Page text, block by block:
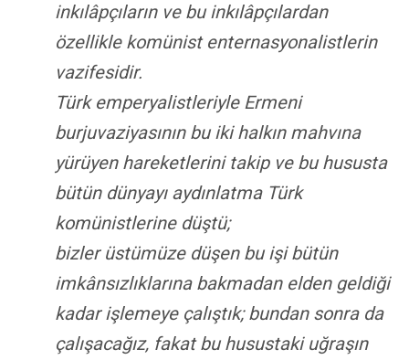
inkılâpçıların ve bu inkılâpçılardan
özellikle komünist enternasyonalistlerin
vazifesidir.
Türk emperyalistleriyle Ermeni
burjuvaziyasının bu iki halkın mahvına
yürüyen hareketlerini takip ve bu hususta
bütün dünyayı aydınlatma Türk
komünistlerine düştü;
bizler üstümüze düşen bu işi bütün
imkânsızlıklarına bakmadan elden geldiği
kadar işlemeye çalıştık; bundan sonra da
çalışacağız, fakat bu husustaki uğraşın